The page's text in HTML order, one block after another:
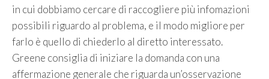
in cui dobbiamo cercare di raccogliere più infomazioni
possibili riguardo al problema, e il modo migliore per
farlo è quello di chiederlo al diretto interessato.
Greene consiglia di iniziare la domanda con una
affermazione generale che riguarda un’osservazione